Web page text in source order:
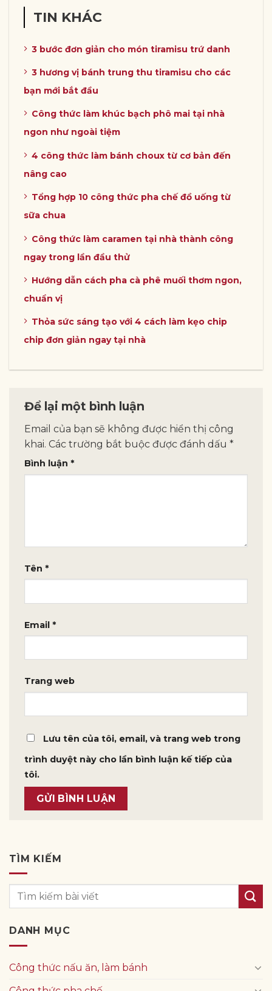
TIN KHÁC
3 bước đơn giản cho món tiramisu trứ danh
3 hương vị bánh trung thu tiramisu cho các
bạn mới bắt đầu
Công thức làm khúc bạch phô mai tại nhà
ngon như ngoài tiệm
4 công thức làm bánh choux từ cơ bản đến
nâng cao
Tổng hợp 10 công thức pha chế đồ uống từ
sữa chua
Công thức làm caramen tại nhà thành công
ngay trong lần đầu thử
Hướng dẫn cách pha cà phê muối thơm ngon,
chuẩn vị
Thỏa sức sáng tạo với 4 cách làm kẹo chip
chip đơn giản ngay tại nhà
Để lại một bình luận
Email của bạn sẽ không được hiển thị công
khai. Các trường bắt buộc được đánh dấu *
Bình luận *
Tên *
Email *
Trang web
Lưu tên của tôi, email, và trang web trong
trình duyệt này cho lần bình luận kế tiếp của
tôi.
TÌM KIẾM
DANH MỤC
Công thức nấu ăn, làm bánh